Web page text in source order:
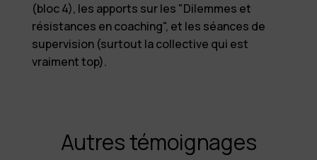
(bloc 4), les apports sur les "Dilemmes et
résistances en coaching", et les séances de
supervision (surtout la collective qui est
vraiment top).
Autres témoignages